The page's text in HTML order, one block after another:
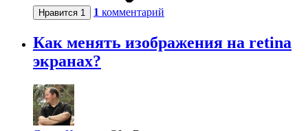
Нравится 1 1 комментарий
Как менять изображения на retina
экранах?